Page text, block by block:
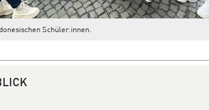
Schüler:innen.